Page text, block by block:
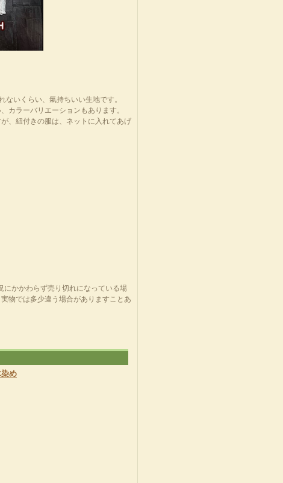
いくらい、氣持ちいい生地です。
カラーバリエーションもあります。
、紐付きの服は、ネットに入れてあげ
かかわらず売り切れになっている場
物では多少違う場合がありますことあ
め